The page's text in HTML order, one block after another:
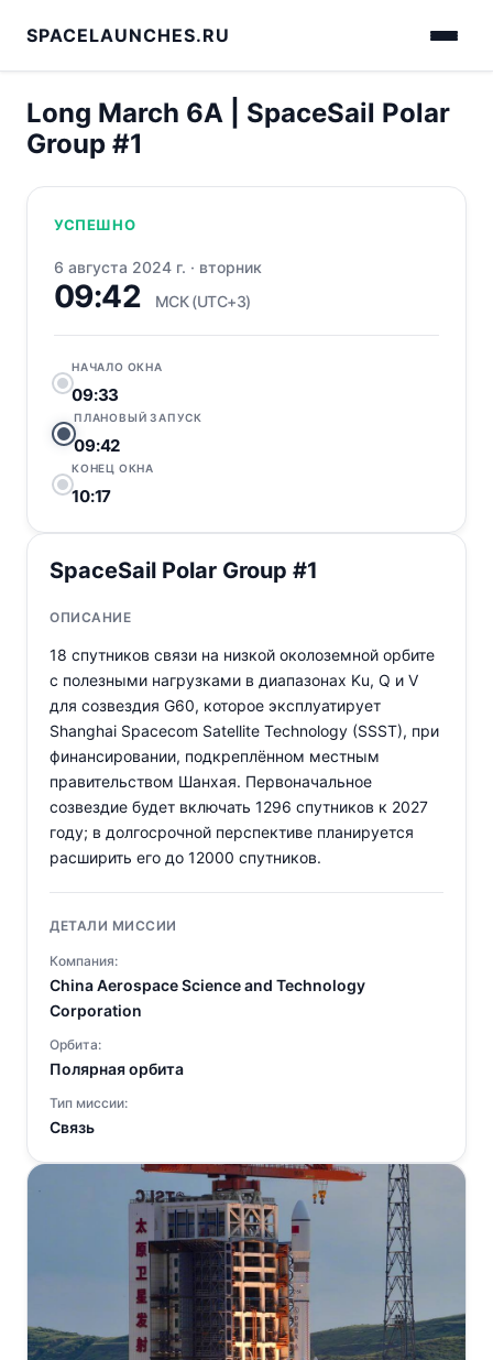
SPACELAUNCHES.RU
Long March 6A | SpaceSail Polar
Group #1
УСПЕШНО
6 августа 2024 г. · вторник
09:42 МСК (UTC+3)
НАЧАЛО ОКНА
09:33
ПЛАНОВЫЙ ЗАПУСК
09:42
КОНЕЦ ОКНА
10:17
SpaceSail Polar Group #1
ОПИСАНИЕ
18 спутников связи на низкой околоземной орбите
с полезными нагрузками в диапазонах Ku, Q и V
для созвездия G60, которое эксплуатирует
Shanghai Spacecom Satellite Technology (SSST), при
финансировании, подкреплённом местным
правительством Шанхая. Первоначальное
созвездие будет включать 1296 спутников к 2027
году; в долгосрочной перспективе планируется
расширить его до 12000 спутников.
ДЕТАЛИ МИССИИ
Компания:
China Aerospace Science and Technology
Corporation
Орбита:
Полярная орбита
Тип миссии:
Связь